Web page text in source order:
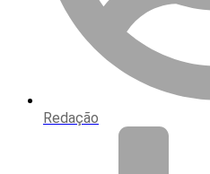
Redação